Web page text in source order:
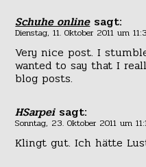
Schuhe online sagt:
Dienstag, 11. Oktober 2011 um
Very nice post. I
wanted to say that I
blog posts.
HSarpei sagt:
Sonntag, 23. Oktober 2011 um
Klingt gut. Ich hätte